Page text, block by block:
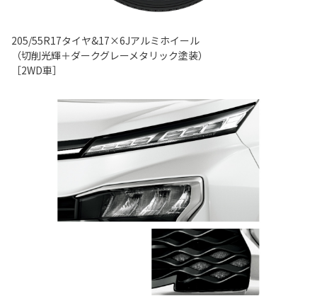
205/55R17タイヤ&17×6Jアルミホイール
（切削光輝＋ダークグレーメタリック塗装）
［2WD車］